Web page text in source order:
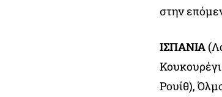
στην
ΙΣΠΑΝΙΑ
Ρουίθ),